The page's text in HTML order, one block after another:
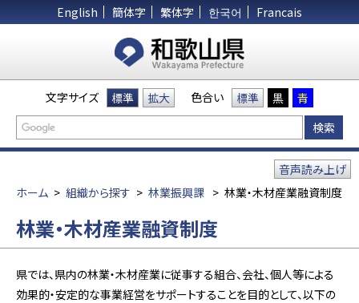
English 簡体字 繁体字 한국어 Francais
文字サイズ 標準 拡大 色合い 標準 黒 青
ホーム > 組織から探す > 林業振興課 > 林業・木材産業融資制度
音声読み上げ
林業・木材産業融資制度
県では、県内の林業・木材産業に従事する組合、会社、個人等による
効果的・安定的な事業経営をサポートすることを目的として、以下の